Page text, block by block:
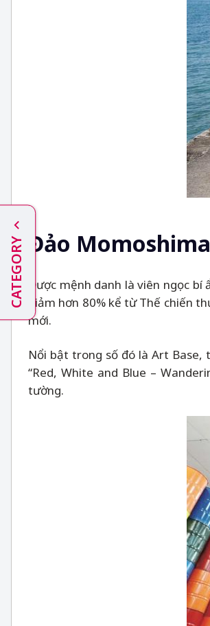
Đảo
Được mệnh danh là viên ngọc
giảm hơn 80% kể từ Thế chiến
mới.
Nổi bật trong số đó là Art
“Red, White and Blue –
tường.
CATEGORY